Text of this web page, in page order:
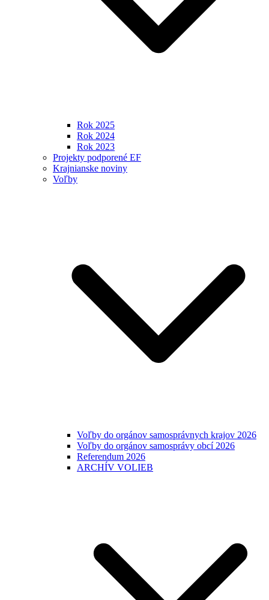
Rok 2025
Rok 2024
Rok 2023
Projekty podporené EF
Krajnianske noviny
Voľby
Voľby do orgánov samosprávnych krajov 2026
Voľby do orgánov samosprávy obcí 2026
Referendum 2026
ARCHÍV VOLIEB